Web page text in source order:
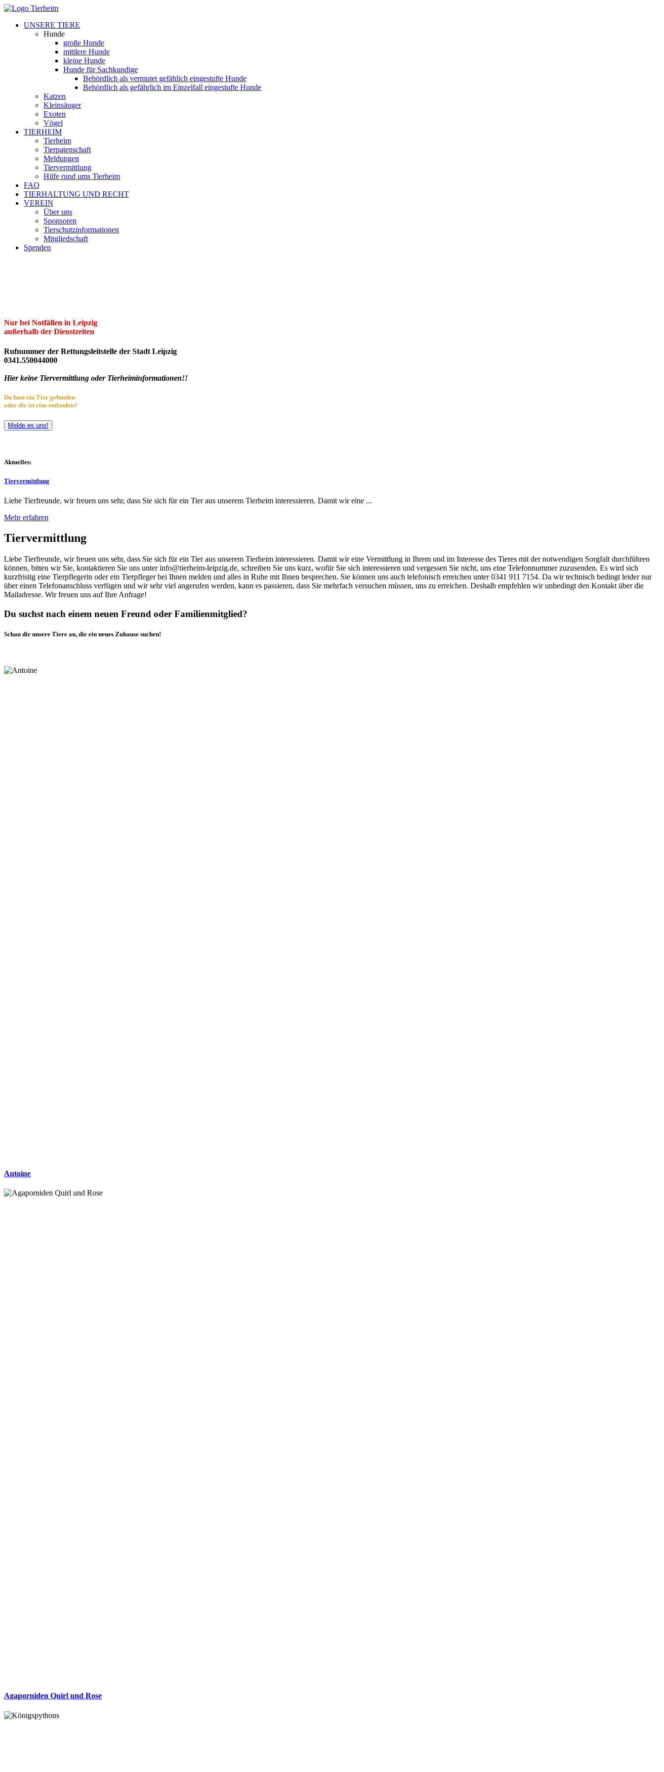
UNSERE TIERE
Hunde
große Hunde
mittlere Hunde
kleine Hunde
Hunde für Sachkundige
Behördlich als vermutet gefählich eingestufte Hunde
Behördlich als gefährlich im Einzelfall eingestufte Hunde
Katzen
Kleinsäuger
Exoten
Vögel
TIERHEIM
Tierheim
Tierpatenschaft
Meldungen
Tiervermittlung
Hilfe rund ums Tierheim
FAQ
TIERHALTUNG UND RECHT
VEREIN
Über uns
Sponsoren
Tierschutzinformationen
Mitgliedschaft
Spenden
Nur bei Notfällen in Leipzig
außerhalb der Dienstzeiten
Rufnummer der Rettungsleitstelle der Stadt Leipzig
0341.550044000
Hier keine Tiervermittlung oder Tierheiminformationen!!
Du hast ein Tier gefunden
oder dir ist eins entlaufen?
Melde es uns!
Aktuelles:
Tiervermittlung
Liebe Tierfreunde, wir freuen uns sehr, dass Sie sich für ein Tier aus unserem Tierheim interessieren. Damit wir eine ...
Mehr erfahren
Tiervermittlung
Liebe Tierfreunde, wir freuen uns sehr, dass Sie sich für ein Tier aus unserem Tierheim interessieren. Damit wir eine Vermittlung in Ihrem und im Interesse des Tieres mit der notwendigen Sorgfalt durchführen
können, bitten wir Sie, kontaktieren Sie uns unter info@tierheim-leipzig.de, schreiben Sie uns kurz, wofür Sie sich interessieren und vergessen Sie nicht, uns eine Telefonnummer zuzusenden. Es wird sich
kurzfristig eine Tierpflegerin oder ein Tierpfleger bei Ihnen melden und alles in Ruhe mit Ihnen besprechen. Sie können uns auch telefonisch erreichen unter 0341 911 7154. Da wir technisch bedingt leider nur
über einen Telefonanschluss verfügen und wir sehr viel angerufen werden, kann es passieren, dass Sie mehrfach versuchen müssen, uns zu erreichen. Deshalb empfehlen wir unbedingt den Kontakt über die
Mailadresse. Wir freuen uns auf Ihre Anfrage!
Du suchst nach einem neuen Freund oder Familienmitglied?
Schau dir unsere Tiere an, die ein neues Zuhause suchen!
Antoine
Agaporniden Quirl und Rose